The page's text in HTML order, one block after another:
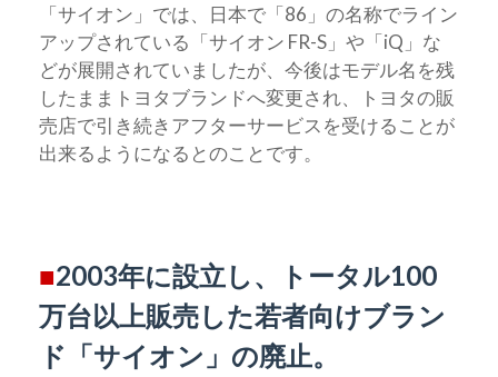
「サイオン」では、日本で「86」の名称でライン
アップされている「サイオン FR-S」や「iQ」な
どが展開されていましたが、今後はモデル名を残
したままトヨタブランドへ変更され、トヨタの販
売店で引き続きアフターサービスを受けることが
出来るようになるとのことです。
■2003年に設立し、トータル100
万台以上販売した若者向けブラン
ド「サイオン」の廃止。